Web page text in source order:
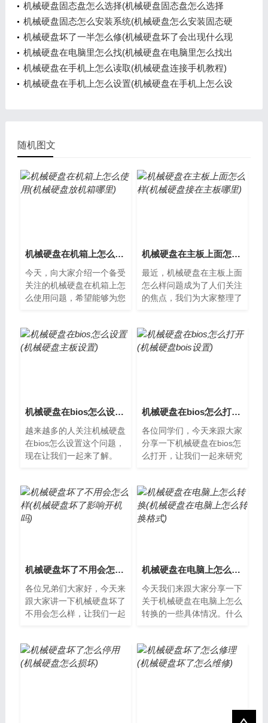
机械硬盘固态盘怎么选择(机械硬盘固态盘怎么选择
的)
机械硬盘固态怎么安装系统(机械硬盘怎么安装固态硬
盘)
机械硬盘坏了一半怎么修(机械硬盘坏了会出现什么现
象)
机械硬盘在电脑里怎么找(机械硬盘在电脑里怎么找出
来)
机械硬盘在手机上怎么读取(机械硬盘连接手机教程)
机械硬盘在手机上怎么设置(机械硬盘在手机上怎么设
随机图文
机械硬盘在机箱上怎么使用(机械硬盘放机箱哪里)
今天，向大家介绍一个备受
关注的机械硬盘在机箱上怎
么使用问题，希望能够为您
硬盘是计算...
机械硬盘在主板上面怎么样(机械硬盘接在主板哪里)
最近，机械硬盘在主板上面
怎么样问题成为了人们关注
的焦点，我们为大家整理了
解下吧。什...
机械硬盘在bios怎么设置(机械硬盘主板设置)
越来越多的人关注机械硬盘
在bios怎么设置这个问题，
现在让我们一起来了解。
S
机械硬盘在bios怎么打开(机械硬盘bois设置)
各位同学们，今天来跟大家
分享一下机械硬盘在bios怎
么打开，让我们一起来研究
设备，它包...
机械硬盘坏了不用会怎么样(机械硬盘坏了影响开机吗)
各位兄弟们大家好，今天来
跟大家讲一下机械硬盘坏了
不用会怎么样，让我们一起
存储数据的...
机械硬盘在电脑上怎么转换(机械硬盘在电脑上怎么转换格式)
今天我们来跟大家分享一下
关于机械硬盘在电脑上怎么
转换的一些具体情况。什么
的存储设备...